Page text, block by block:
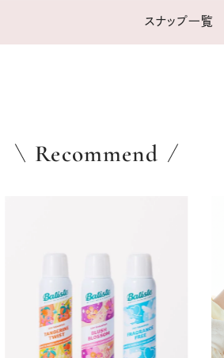
スナップ一覧
Recommend